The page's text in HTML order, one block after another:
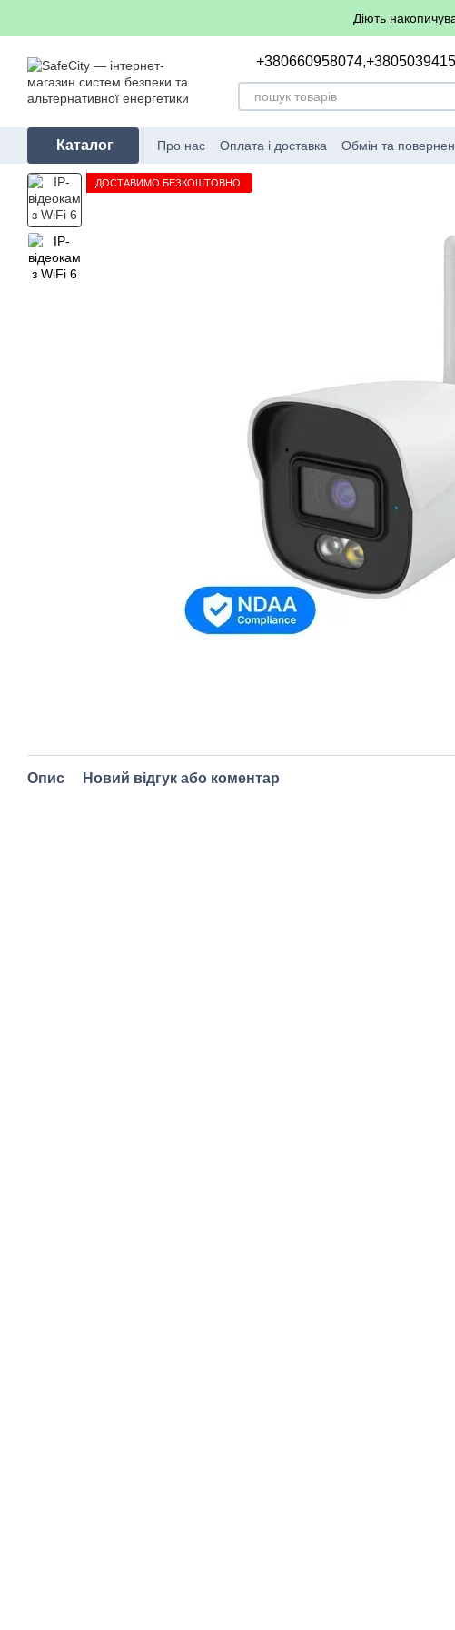
Діють
+380660958074,
Каталог Про нас Оплата і доставка Обмін та
ДОСТАВИМО БЕЗКОШТОВНО
Опис Новий відгук або коментар